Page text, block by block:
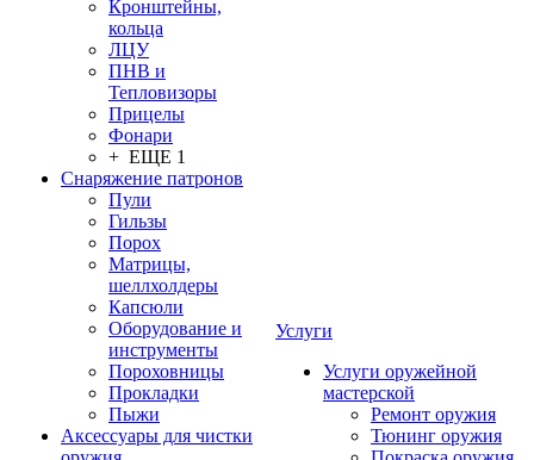
Кронштейны,
кольца
ЛЦУ
ПНВ и
Тепловизоры
Прицелы
Фонари
+ ЕЩЕ 1
Снаряжение патронов
Пули
Гильзы
Порох
Матрицы,
шеллхолдеры
Капсюли
Оборудование и
инструменты
Пороховницы
Прокладки
Пыжи
Аксессуары для чистки
Услуги
Услуги оружейной
мастерской
Ремонт оружия
Тюнинг оружия